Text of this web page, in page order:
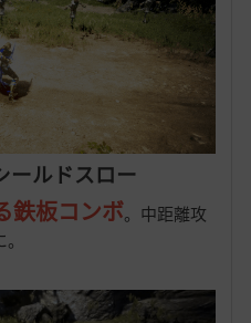
ールドスロー
鉄板コンボ。中距離攻